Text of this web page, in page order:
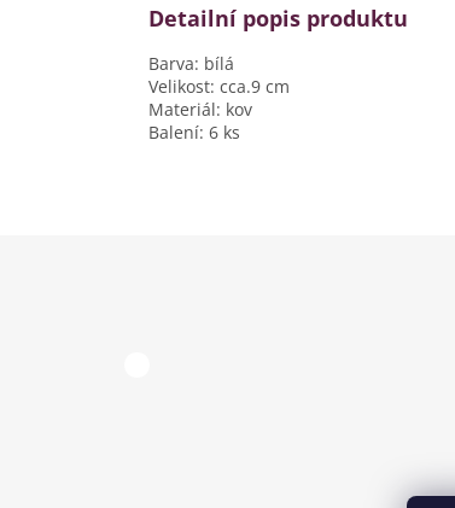
Detailní popis produktu
Barva: bílá
Velikost: cca.9 cm
Materiál: kov
Balení: 6 ks